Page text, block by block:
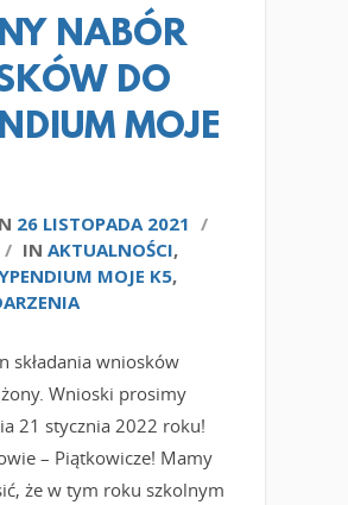
NABÓR
DO
MOJE
26 LISTOPADA 2021 /
/ IN AKTUALNOŚCI,
MOJE K5,
składania wniosków
Wnioski prosimy
21 stycznia 2022 roku!
– Piątkowicze! Mamy
że w tym roku szkolnym